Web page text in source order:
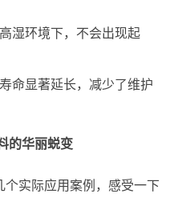
湿环境下，不会出现起
命显著延长，减少了维护
的华丽蜕变
实际应用案例，感受一下